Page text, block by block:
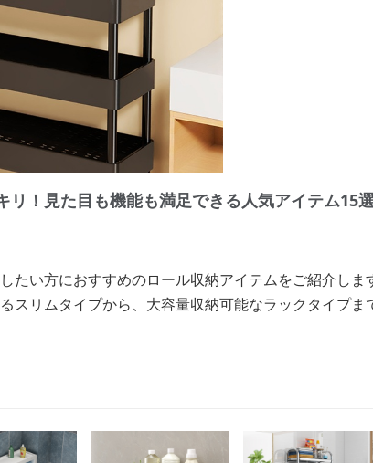
リ！見た目も機能も満足できる人気アイテム15
たい方におすすめのロール収納アイテムをご紹介しま
スリムタイプから、大容量収納可能なラックタイプま